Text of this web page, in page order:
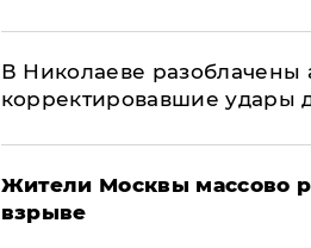
В Николаеве разоблачены
корректировавшие удары
Жители Москвы массово
взрыве